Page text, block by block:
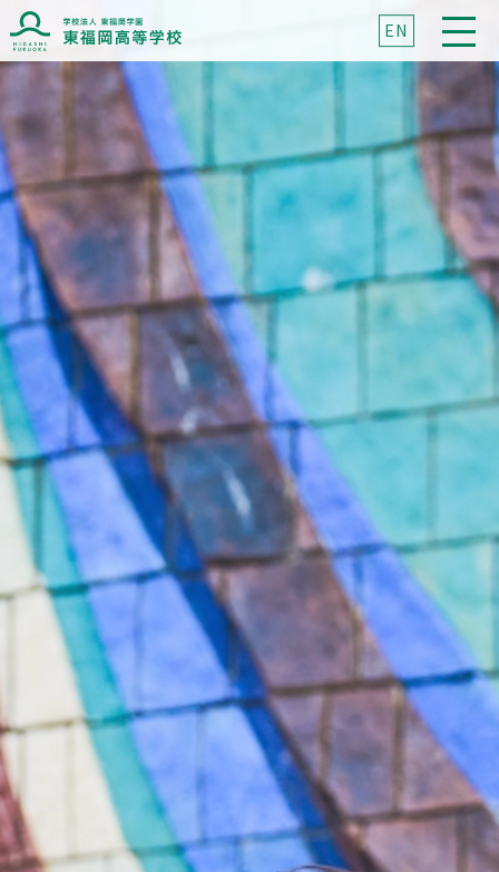
EN
ブランドマークに込めた想い
ブランドメッセージに込めた想い
高校紹介
東福岡が目指すもの
校長挨拶
先生紹介
生徒心得
沿革
校章・校歌
スクールライフ
スクールポリシー
学びの特徴
教育方針
高大連携教育
世界を知る
部活動
生徒会活動